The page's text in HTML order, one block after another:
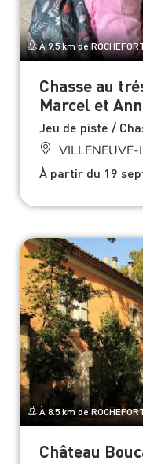
À 9.5 km de
Chasse au
Marcel et
Jeu de piste /
À partir du 19
À 8.5 km de
Château